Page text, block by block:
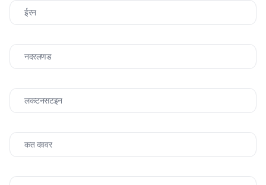
ईरन
नदरलणड
लकटनसटइन
कत दववर